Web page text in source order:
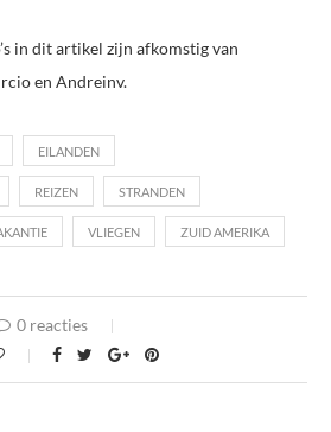
in dit artikel zijn afkomstig van
en Andreinv.
EILANDEN
REIZEN STRANDEN
VLIEGEN ZUID AMERIKA
0 reacties